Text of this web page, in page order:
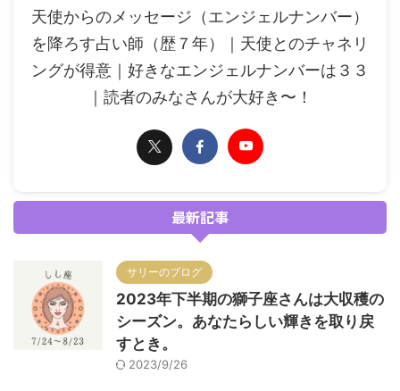
天使からのメッセージ（エンジェルナンバー）
を降ろす占い師（歴７年）｜天使とのチャネリ
ングが得意｜好きなエンジェルナンバーは３３
｜読者のみなさんが大好き〜！
最新記事
サリーのブログ
2023年下半期の獅子座さんは大収穫の
シーズン。あなたらしい輝きを取り戻
すとき。
2023/9/26